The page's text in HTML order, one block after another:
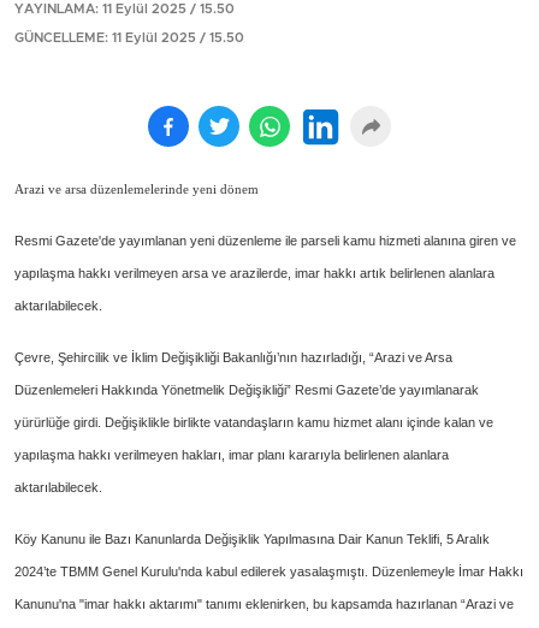
YAYINLAMA: 11 Eylül 2025 / 15.50
GÜNCELLEME: 11 Eylül 2025 / 15.50
Arazi ve arsa düzenlemelerinde yeni dönem
Resmi Gazete'de yayımlanan yeni düzenleme ile parseli kamu hizmeti alanına giren ve
yapılaşma hakkı verilmeyen arsa ve arazilerde, imar hakkı artık belirlenen alanlara
aktarılabilecek.
Çevre, Şehircilik ve İklim Değişikliği Bakanlığı’nın hazırladığı, “Arazi ve Arsa
Düzenlemeleri Hakkında Yönetmelik Değişikliği” Resmi Gazete’de yayımlanarak
yürürlüğe girdi. Değişiklikle birlikte vatandaşların kamu hizmet alanı içinde kalan ve
yapılaşma hakkı verilmeyen hakları, imar planı kararıyla belirlenen alanlara
aktarılabilecek.
Köy Kanunu ile Bazı Kanunlarda Değişiklik Yapılmasına Dair Kanun Teklifi, 5 Aralık
2024’te TBMM Genel Kurulu'nda kabul edilerek yasalaşmıştı. Düzenlemeyle İmar Hakkı
Kanunu'na "imar hakkı aktarımı" tanımı eklenirken, bu kapsamda hazırlanan “Arazi ve